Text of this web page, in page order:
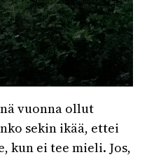
vuonna ollut
sekin ikää, ettei
kun ei tee mieli. Jos,